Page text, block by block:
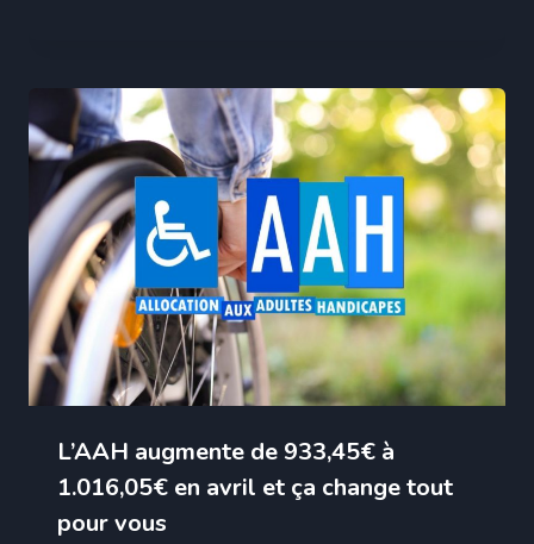
L’AAH augmente de 933,45€ à
1.016,05€ en avril et ça change tout
pour vous